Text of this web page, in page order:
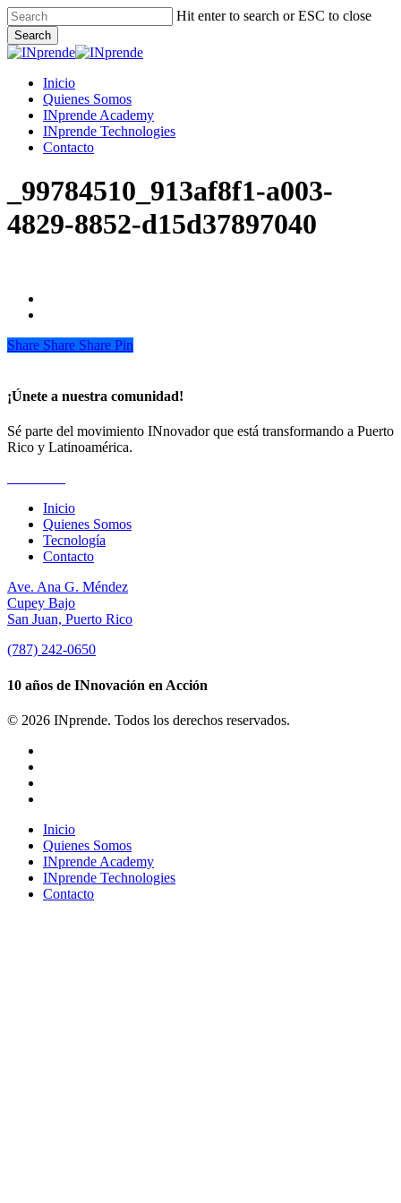
Skip
to
main
content
Hit enter to search or ESC to close
Search
Close
Menu
Inicio
Quienes Somos
INprende Academy
INprende Technologies
Contacto
_99784510_913af8f1-a003-
4829-8852-d15d37897040
Share
Share Share Share Pin
¡Únete a nuestra comunidad!
Sé parte del movimiento INnovador que está transformando a Puerto
Rico y Latinoamérica.
Inicio
Quienes Somos
Tecnología
Contacto
Ave. Ana G. Méndez
Cupey Bajo
San Juan, Puerto Rico
(787) 242-0650
10 años de INnovación en Acción
© 2026 INprende. Todos los derechos reservados.
Close
Menu
Inicio
Quienes Somos
INprende Academy
INprende Technologies
Contacto